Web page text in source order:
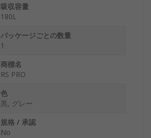
吸収容量
180L
パッケージごとの数量
1
商標名
RS PRO
色
黒, グレー
規格 / 承認
No